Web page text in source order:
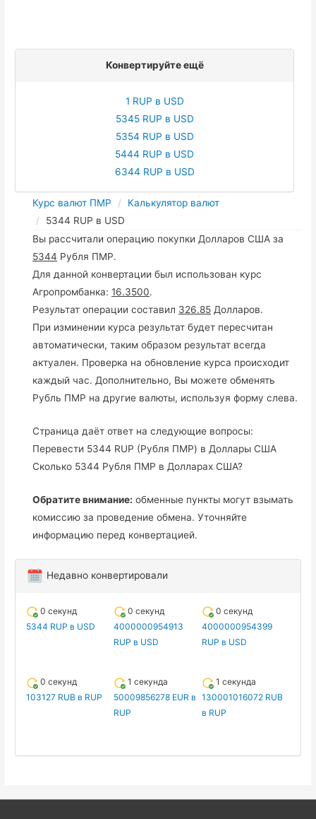
Конвертируйте ещё
1 RUP в USD
5345 RUP в USD
5354 RUP в USD
5444 RUP в USD
6344 RUP в USD
Курс валют ПМР
Калькулятор валют
5344 RUP в USD
Вы рассчитали операцию покупки Долларов США за
5344 Рубля ПМР.
Для данной конвертации был использован курс
Агропромбанка:16.3500.
Результат операции составил 326.85 Долларов.
При изминении курса результат будет пересчитан
автоматически, таким образом результат всегда
актуален. Проверка на обновление курса происходит
каждый час. Дополнительно, Вы можете обменять
Рубль ПМР на другие валюты, используя форму слева.
Страница даёт ответ на следующие вопросы:
Перевести 5344 RUP (Рубля ПМР) в Доллары США
Сколько 5344 Рубля ПМР в Долларах США?
Обратите внимание: обменные пункты могут взымать
комиссию за проведение обмена. Уточняйте
информацию перед конвертацией.
Недавно конвертировали
0 секунд
5344 RUP в USD
0 секунд
4000000954913
RUP в USD
0 секунд
4000000954399
RUP в USD
0 секунд
103127 RUB в RUP
1 секунда
50009856278 EUR в
RUP
1 секунда
130001016072 RUB
в RUP